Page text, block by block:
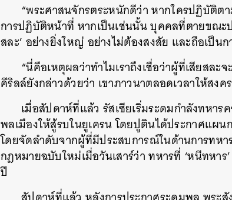
“พระศาสนจักรตระหนักดีว่า หากใครปฏิบัติ
การปฏิบัติหน้าที่ หากเป็นเช่นนั้น บุคคลที่ตายขณะ
สละ’ อย่างยิ่งใหญ่ อย่างไม่ต้องสงสัย และถือเป็น
“นี่คือเหตุผลว่าทำไมเราถึงเชื่อว่าผู้ที่เสียสล
คีริลล์ยังกล่าวด้วยว่า เขาภาวนาตลอดเวลาให้สงค
เมื่อสัปดาห์ที่แล้ว รัสเซียเริ่มระดมกำลังทหา
พลเมืองให้สู้รบในยูเครน โดยปูตินได้ประกาศแผน
โดยจัดลำดับจากผู้ที่มีประสบการณ์ในด้านการทห
กฎหมายฉบับใหม่เมื่อวันเสาร์ว่า ทหารที่ ‘หนีทหา
ปี